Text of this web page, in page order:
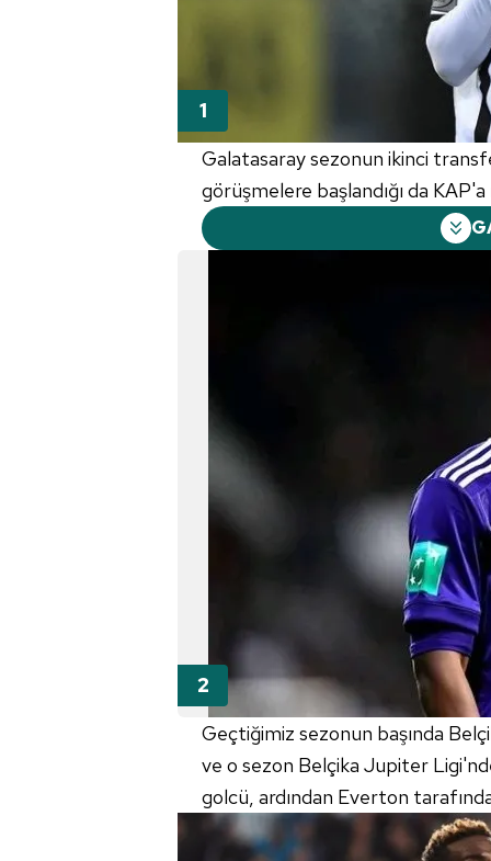
Galatasaray sezonun ikinci
görüşmelere başlandığı da
Geçtiğimiz sezonun başında
ve o sezon Belçika Jupiter
golcü, ardından Everton